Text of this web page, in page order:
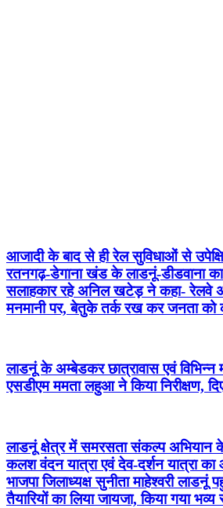
आजादी के बाद से ही रेल सुविधाओं से
रतनगढ़-डेगाना खंड के लाडनूं-डीडवाना
सलाहकार रहे अनिल खटेड़ ने कहा- रेलवे
मनमानी पर, बेतुके तर्क रख कर जनता को
लाडनूं के अम्बेडकर छात्रावास एवं विभिन्न
एसडीएम ममता लहुआ ने किया निरीक्षण,
लाडनूं क्षेत्र में समरसता संकल्प अभियान
कलश वंदन यात्रा एवं देव-दर्शन यात्रा का
भाजपा जिलाध्यक्ष सुनीता माहेश्वरी लाडनूं
तैयारियों का लिया जायजा, किया गया भव्य